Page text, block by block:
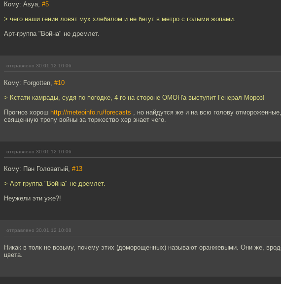
Кому: Asya, #5
> чего наши гении ловят мух хлебалом и не бегут в метро с голыми жопами.
Арт-группа "Война" не дремлет.
отправлено 30.01.12 10:06
Кому: Forgotten, #10
> Кстати камрады, судя по погодке, 4-го на стороне ОМОН'а выступит Генерал Мороз!
Прогноз хорош http://meteoinfo.ru/forecasts , но найдутся же и на всю голову
священную тропу войны за торжество хер знает чего.
отправлено 30.01.12 10:06
Кому: Пан Головатый, #13
> Арт-группа "Война" не дремлет.
Неужели эти уже?!
отправлено 30.01.12 10:08
Никак в толк не возьму, почему этих (доморощенных) называют оранжевыми. Они же,
цвета.